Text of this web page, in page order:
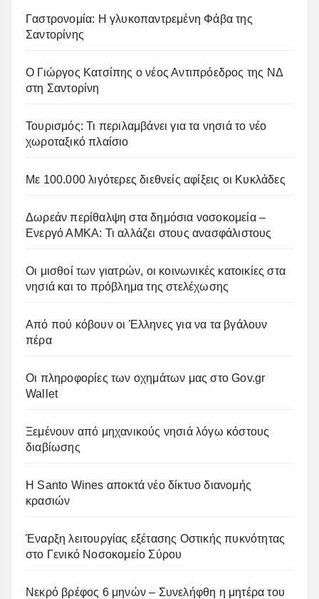
Γαστρονομία: Η γλυκοπαντρεμένη Φάβα της
Σαντορίνης
Ο Γιώργος Κατσίπης ο νέος Αντιπρόεδρος της ΝΔ
στη Σαντορίνη
Τουρισμός: Τι περιλαμβάνει για τα νησιά το νέο
χωροταξικό πλαίσιο
Με 100.000 λιγότερες διεθνείς αφίξεις οι Κυκλάδες
Δωρεάν περίθαλψη στα δημόσια νοσοκομεία –
Ενεργό ΑΜΚΑ: Τι αλλάζει στους ανασφάλιστους
Οι μισθοί των γιατρών, οι κοινωνικές κατοικίες στα
νησιά και το πρόβλημα της στελέχωσης
Από πού κόβουν οι Έλληνες για να τα βγάλουν
πέρα
Οι πληροφορίες των οχημάτων μας στο Gov.gr
Wallet
Ξεμένουν από μηχανικούς νησιά λόγω κόστους
διαβίωσης
Η Santo Wines αποκτά νέο δίκτυο διανομής
κρασιών
Έναρξη λειτουργίας εξέτασης Οστικής πυκνότητας
στο Γενικό Νοσοκομείο Σύρου
Νεκρό βρέφος 6 μηνών – Συνελήφθη η μητέρα του